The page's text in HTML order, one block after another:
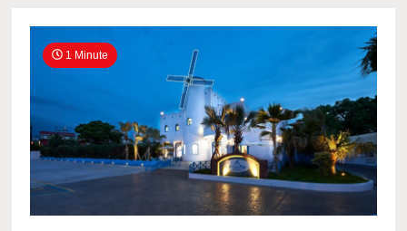
1 Minute